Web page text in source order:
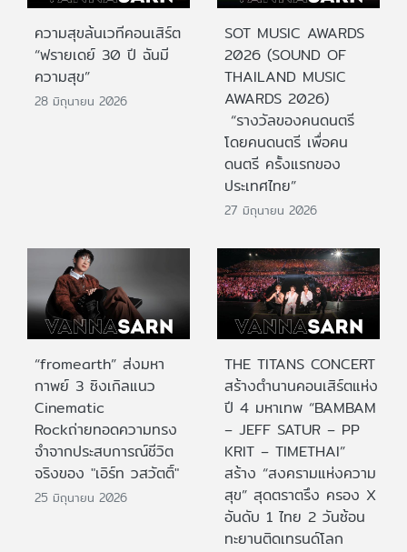
ความสุขล้นเวทีคอนเสิร์ต
“ฟรายเดย์ 30 ปี ฉันมี
ความสุข”
28 มิถุนายน 2026
SOT MUSIC AWARDS
2026 (SOUND OF
THAILAND MUSIC
AWARDS 2026)
“รางวัลของคนดนตรี
โดยคนดนตรี เพื่อคน
ดนตรี ครั้งแรกของ
ประเทศไทย”
27 มิถุนายน 2026
“fromearth” ส่งมหา
กาพย์ 3 ซิงเกิลแนว
Cinematic
Rockถ่ายทอดความทรง
จำจากประสบการณ์ชีวิต
จริงของ "เอิร์ท วสวัตติ์"
25 มิถุนายน 2026
THE TITANS CONCERT
สร้างตำนานคอนเสิร์ตแห่ง
ปี 4 มหาเทพ “BAMBAM
– JEFF SATUR – PP
KRIT – TIMETHAI”
สร้าง “สงครามแห่งความ
สุข” สุดตราตรึง ครอง X
อันดับ 1 ไทย 2 วันซ้อน
ทะยานติดเทรนด์โลก